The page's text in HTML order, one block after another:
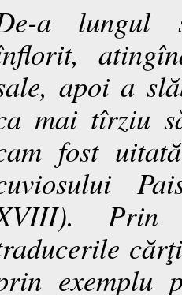
a lungul
apoi a
mai tîrziu
fost
Prin
exemplu